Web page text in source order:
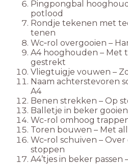
Pingpongbal
potlood
Rondje tekenen met
tenen
Wc‑rol overgooien –
A4 hooghouden – Met
gestrekt
Vliegtuigje vouwen –
Naam achterstevoren
A4
Benen strekken – Op
Balletje in beker
Wc-rol omhoog
Toren bouwen – Met
Wc‑rol schuiven –
stoppen
A4’tjes in beker